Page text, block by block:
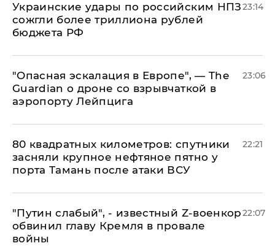
Украинские удары по российским НПЗ
сожгли более триллиона рублей
бюджета РФ
23:14
"Опасная эскалация в Европе", — The
Guardian о дроне со взрывчаткой в
аэропорту Лейпцига
23:06
80 квадратных километров: спутники
засняли крупное нефтяное пятно у
порта Тамань после атаки ВСУ
22:21
​"Путин слабый", - известный Z-военкор
обвинил главу Кремля в провале
войны
22:07